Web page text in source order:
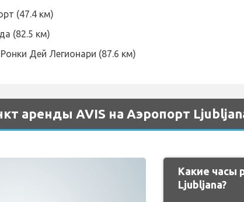
(47.4 км)
(82.5 км)
Дей Легионари (87.6 км)
аренды AVIS на Аэропорт
Какие часы
Ljubljana?